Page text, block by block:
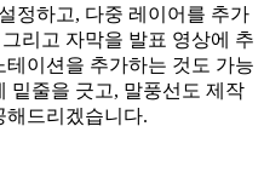
정하고, 다중 레이어를 추가
리고 자막을 발표 영상에 추
이션을 추가하는 것도 가능
밑줄을 긋고, 말풍선도 제작
해드리겠습니다.